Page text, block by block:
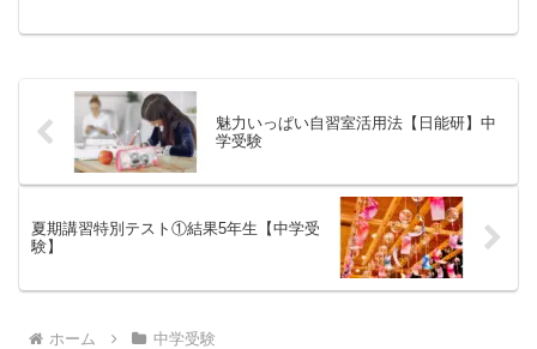
魅力いっぱい自習室活用法【日能研】中
学受験
夏期講習特別テスト①結果5年生【中学受
験】
ホーム 中学受験